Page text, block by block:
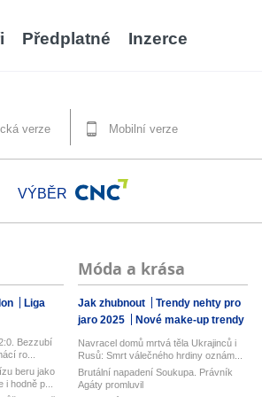
Předplatné Inzerce
verze Mobilní verze
VÝBĚR
Liga
Bezzubí
ro...
beru jako
hodně p...
Móda a krása
Jak zhubnout
Trendy nehty pro
jaro 2025
Nové make-up trendy
Navracel domů mrtvá těla Ukrajinců i
Rusů: Smrt válečného hrdiny oznám...
Brutální napadení Soukupa. Právník
Agáty promluvil